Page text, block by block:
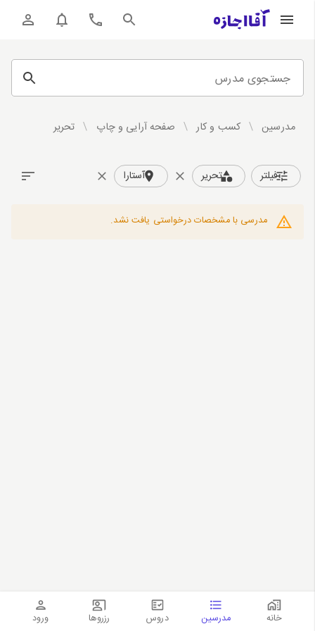
جستجوی مدرس
مدرسین / کسب و کار / صفحه آرایی و چاپ / تحریر
فیلتر تحریر آستارا
مدرسی با مشخصات درخواستی یافت نشد.
خانه مدرسین دروس رزروها ورود